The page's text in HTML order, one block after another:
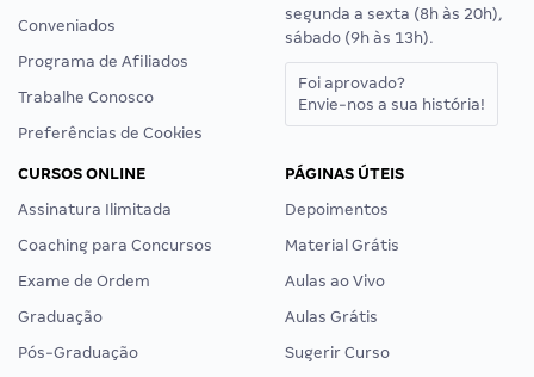
Conveniados
Programa de Afiliados
Trabalhe Conosco
Preferências de Cookies
segunda a sexta (8h às 20h),
sábado (9h às 13h).
Foi aprovado?
Envie-nos a sua história!
CURSOS ONLINE
Assinatura Ilimitada
Coaching para Concursos
Exame de Ordem
Graduação
Pós-Graduação
PÁGINAS ÚTEIS
Depoimentos
Material Grátis
Aulas ao Vivo
Aulas Grátis
Sugerir Curso